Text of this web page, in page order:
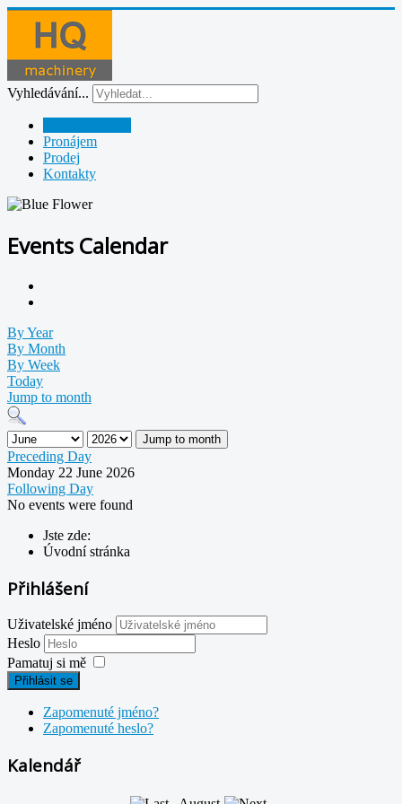
Vyhledávání...
Pronájem
Prodej
Kontakty
Events Calendar
By Year
By Month
By Week
Today
Jump to month
Jump to month
Preceding Day
Monday 22 June 2026
Following Day
No events were found
Jste zde:
Úvodní stránka
Přihlášení
Uživatelské jméno
Heslo
Pamatuj si mě
Přihlásit se
Zapomenuté jméno?
Zapomenuté heslo?
Kalendář